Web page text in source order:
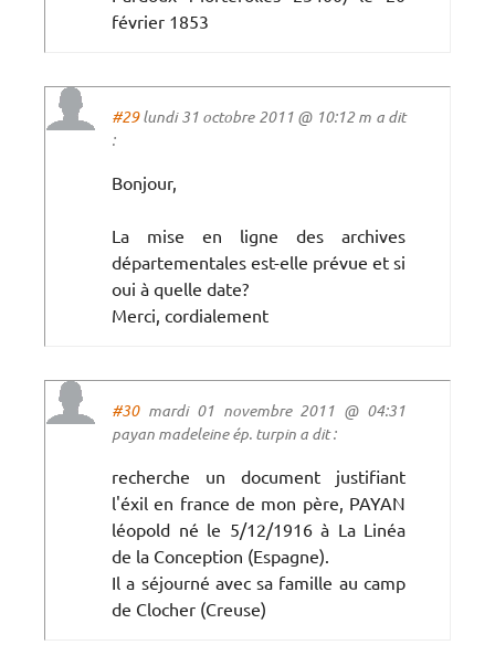
février 1853
#29lundi 31 octobre 2011 @ 10:12 m a dit
:
Bonjour,
La mise en ligne des archives
départementales est-elle prévue et si
oui à quelle date?
Merci, cordialement
#30mardi 01 novembre 2011 @ 04:31
payan madeleine ép. turpin a dit :
recherche un document justifiant
l'éxil en france de mon père, PAYAN
léopold né le 5/12/1916 à La Linéa
de la Conception (Espagne).
Il a séjourné avec sa famille au camp
de Clocher (Creuse)